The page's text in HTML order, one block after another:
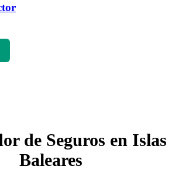
de Seguros en Islas
Baleares